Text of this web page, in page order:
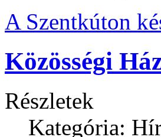
A Szentkúton
Közösségi
Részletek
Kategória: